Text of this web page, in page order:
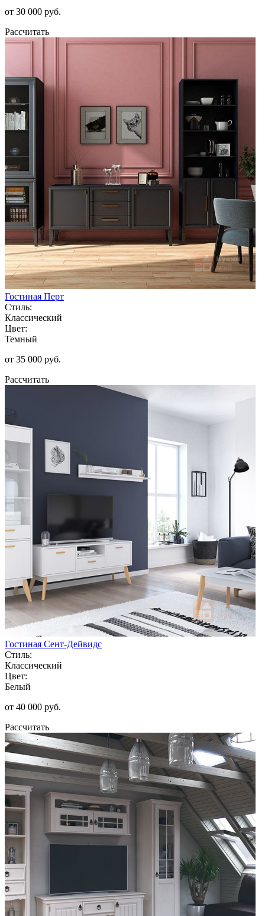
от 30 000 руб.
Рассчитать
Гостиная Перт
Стиль:
Классический
Цвет:
Темный
от 35 000 руб.
Рассчитать
Гостиная Сент-Дейвидс
Стиль:
Классический
Цвет:
Белый
от 40 000 руб.
Рассчитать